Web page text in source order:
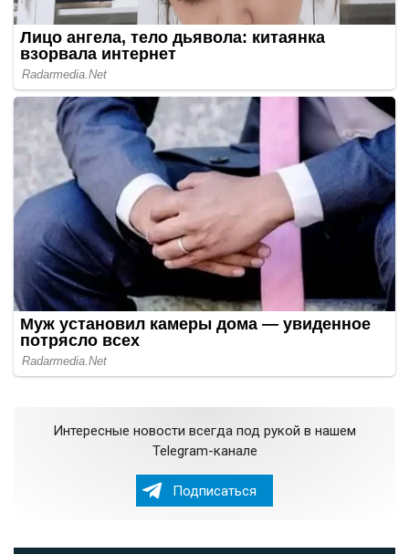
Интересные новости всегда под рукой в нашем
Telegram-канале
Подписаться